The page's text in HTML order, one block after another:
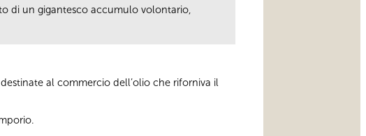
di un gigantesco accumulo volontario,
al commercio dell’olio che riforniva il